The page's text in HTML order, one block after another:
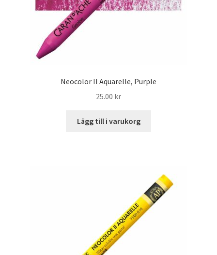
Neocolor II Aquarelle, Purple
25.00 kr
Lägg till i varukorg